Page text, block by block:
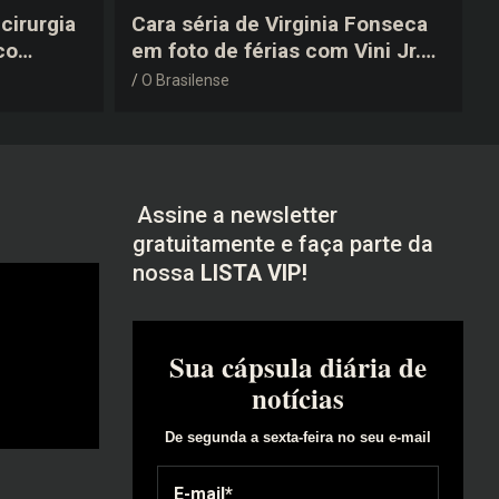
a
Cara séria de Virginia Fonseca
em foto de férias com Vini Jr.
vira piada na web: “Não
O Brasilense
Assine a newsletter
gratuitamente e faça parte da
nossa LISTA VIP!
Sua cápsula diária de
notícias
De segunda a sexta-feira no seu e-mail